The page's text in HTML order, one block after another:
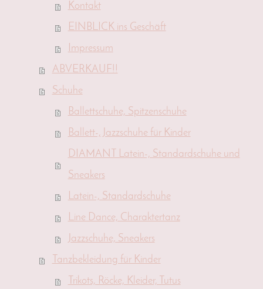
Kontakt
EINBLICK ins Geschäft
Impressum
ABVERKAUF!!
Schuhe
Ballettschuhe, Spitzenschuhe
Ballett-, Jazzschuhe für Kinder
DIAMANT Latein-, Standardschuhe und
Sneakers
Latein-, Standardschuhe
Line Dance, Charaktertanz
Jazzschuhe, Sneakers
Tanzbekleidung für Kinder
Trikots, Röcke, Kleider, Tutus